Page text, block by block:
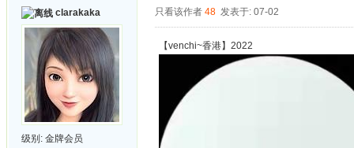
clarakaka
级别: 金牌会员
只看该作者 48 发表于: 07-02
【venchi~香港】2022